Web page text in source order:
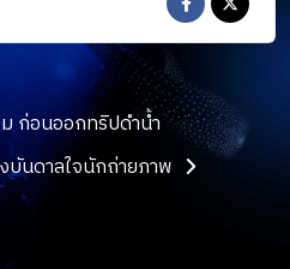
ก่อนออกทริปดำน้ำ
บันดาลใจนักถ่ายภาพ